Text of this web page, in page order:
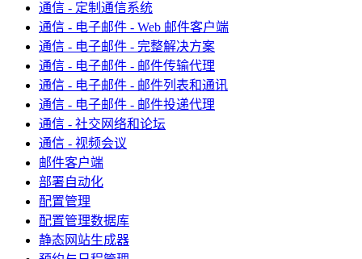
通信 - 定制通信系统
通信 - 电子邮件 - Web 邮件客户端
通信 - 电子邮件 - 完整解决方案
通信 - 电子邮件 - 邮件传输代理
通信 - 电子邮件 - 邮件列表和通讯
通信 - 电子邮件 - 邮件投递代理
通信 - 社交网络和论坛
通信 - 视频会议
邮件客户端
部署自动化
配置管理
配置管理数据库
静态网站生成器